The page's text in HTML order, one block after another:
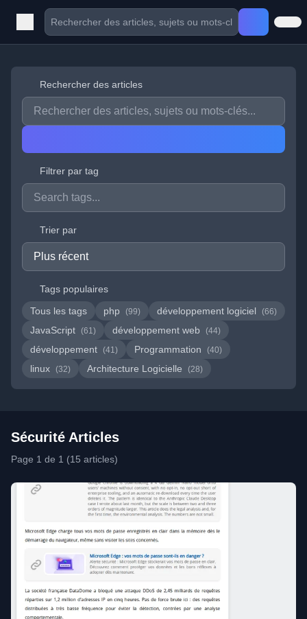
Rechercher des articles
Filtrer par tag
Trier par
Tags populaires
Tous les tags
php (99) développement logiciel (66)
JavaScript (61) développement web (44)
développement (41) Programmation (40)
linux (32) Architecture Logicielle (28)
Sécurité Articles
Page 1 de 1 (15 articles)